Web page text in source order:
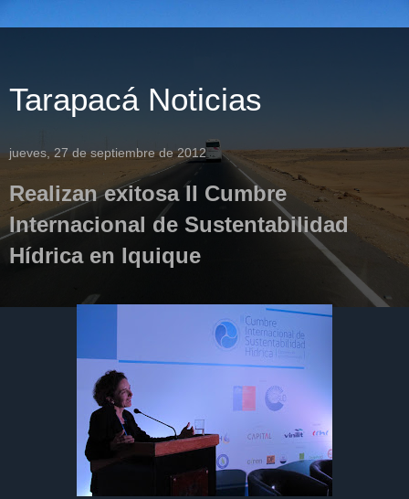
Tarapacá Noticias
jueves, 27 de septiembre de 2012
Realizan exitosa II Cumbre
Internacional de Sustentabilidad
Hídrica en Iquique